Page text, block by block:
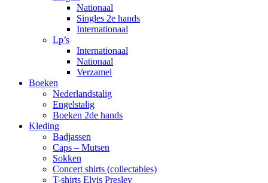
Nationaal
Singles 2e hands
Internationaal
Lp’s
Internationaal
Nationaal
Verzamel
Boeken
Nederlandstalig
Engelstalig
Boeken 2de hands
Kleding
Badjassen
Caps – Mutsen
Sokken
Concert shirts (collectables)
T-shirts Elvis Presley